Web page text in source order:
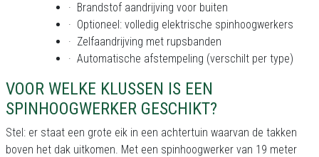
· Brandstof aandrijving voor buiten
· Optioneel: volledig elektrische spinhoogwerkers
· Zelfaandrijving met rupsbanden
· Automatische afstempeling (verschilt per type)
VOOR WELKE KLUSSEN IS EEN
SPINHOOGWERKER GESCHIKT?
Stel: er staat een grote eik in een achtertuin waarvan de takken
boven het dak uitkomen. Met een spinhoogwerker van 19 meter